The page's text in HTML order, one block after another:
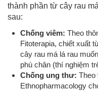
thành phần từ cây rau
sau:
Chống viêm: Theo
Fitoterapia, chiết xuất
cây rau má lá rau
phù chân (thí nghiệm
Chống ung thư: Theo
Ethnopharmacology